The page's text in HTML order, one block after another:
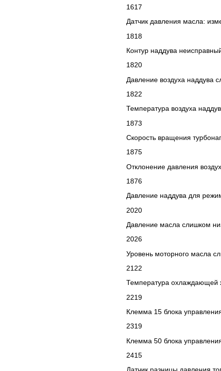
1617
Датчик давления масла:
1818
Контур наддува
1820
Давление воздуха наддува
1822
Температура воздуха
1873
Скорость вращения
1875
Отклонение давления
1876
Давление наддува для
2020
Давление масла слишком
2026
Уровень моторного масла
2122
Температура охлаждающей
2219
Клемма 15 блока
2319
Клемма 50 блока
2415